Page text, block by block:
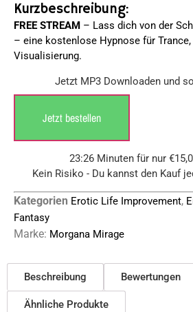
Kurzbeschreibung:
FREE STREAM – Lass dich von der
– eine kostenlose Hypnose für
Visualisierung.
Jetzt MP3 Downloaden und
Jetzt bestellen
23:26 Minuten für nur €
Kein Risiko - Du kannst den Kauf
Kategorien Erotic Life Improvement,
Fantasy
Marke: Morgana Mirage
Beschreibung Bewertungen
Ähnliche Produkte